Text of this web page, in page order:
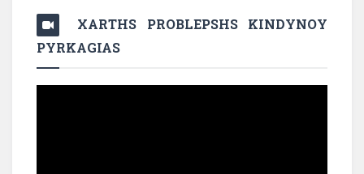
XARTHS PROBLEPSHS KINDYNOY
PYRKAGIAS